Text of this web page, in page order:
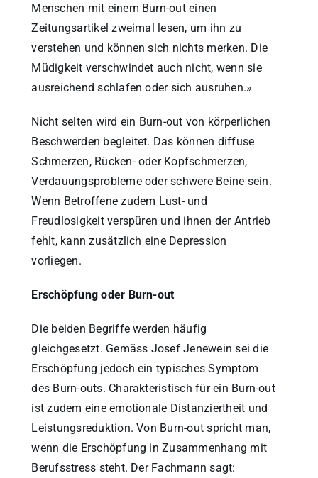
Menschen mit einem Burn-out einen
Zeitungsartikel zweimal lesen, um ihn zu
verstehen und können sich nichts merken. Die
Müdigkeit verschwindet auch nicht, wenn sie
ausreichend schlafen oder sich ausruhen.»
Nicht selten wird ein Burn-out von körperlichen
Beschwerden begleitet. Das können diffuse
Schmerzen, Rücken- oder Kopfschmerzen,
Verdauungsprobleme oder schwere Beine sein.
Wenn Betroffene zudem Lust- und
Freudlosigkeit verspüren und ihnen der Antrieb
fehlt, kann zusätzlich eine Depression
vorliegen.
Erschöpfung oder Burn-out
Die beiden Begriffe werden häufig
gleichgesetzt. Gemäss Josef Jenewein sei die
Erschöpfung jedoch ein typisches Symptom
des Burn-outs. Charakteristisch für ein Burn-out
ist zudem eine emotionale Distanziertheit und
Leistungsreduktion. Von Burn-out spricht man,
wenn die Erschöpfung in Zusammenhang mit
Berufsstress steht. Der Fachmann sagt: